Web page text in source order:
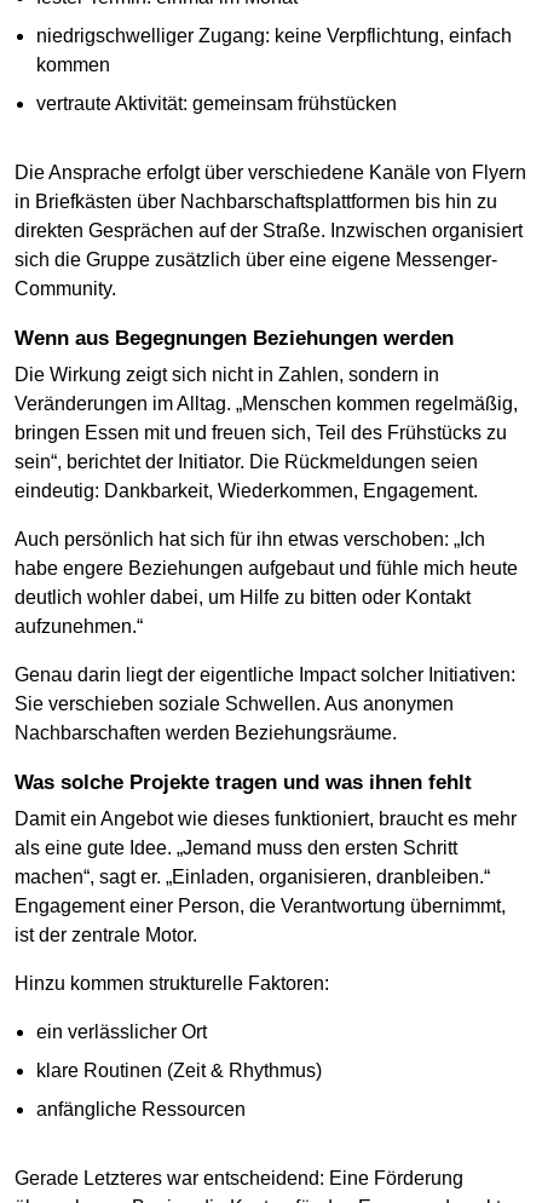
niedrigschwelliger Zugang: keine Verpflichtung, einfach
kommen
vertraute Aktivität: gemeinsam frühstücken
Die Ansprache erfolgt über verschiedene Kanäle von Flyern
in Briefkästen über Nachbarschaftsplattformen bis hin zu
direkten Gesprächen auf der Straße. Inzwischen organisiert
sich die Gruppe zusätzlich über eine eigene Messenger-
Community.
Wenn aus Begegnungen Beziehungen werden
Die Wirkung zeigt sich nicht in Zahlen, sondern in
Veränderungen im Alltag. „Menschen kommen regelmäßig,
bringen Essen mit und freuen sich, Teil des Frühstücks zu
sein“, berichtet der Initiator. Die Rückmeldungen seien
eindeutig: Dankbarkeit, Wiederkommen, Engagement.
Auch persönlich hat sich für ihn etwas verschoben: „Ich
habe engere Beziehungen aufgebaut und fühle mich heute
deutlich wohler dabei, um Hilfe zu bitten oder Kontakt
aufzunehmen.“
Genau darin liegt der eigentliche Impact solcher Initiativen:
Sie verschieben soziale Schwellen. Aus anonymen
Nachbarschaften werden Beziehungsräume.
Was solche Projekte tragen und was ihnen fehlt
Damit ein Angebot wie dieses funktioniert, braucht es mehr
als eine gute Idee. „Jemand muss den ersten Schritt
machen“, sagt er. „Einladen, organisieren, dranbleiben.“
Engagement einer Person, die Verantwortung übernimmt,
ist der zentrale Motor.
Hinzu kommen strukturelle Faktoren:
ein verlässlicher Ort
klare Routinen (Zeit & Rhythmus)
anfängliche Ressourcen
Gerade Letzteres war entscheidend: Eine Förderung